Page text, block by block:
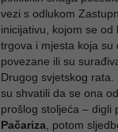
vezi s odlukom
inicijativu, kojom se od
trgova i mjesta koja su
povezane ili su
Drugog svjetskog rata.
su shvatili da se ona
prošlog stoljeća – digli
Pačariza , potom